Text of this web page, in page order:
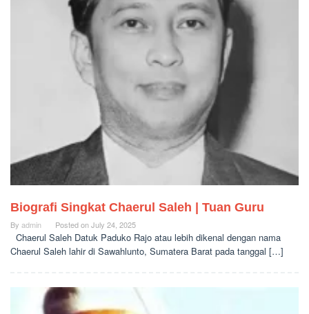
Biografi Singkat Chaerul Saleh | Tuan Guru
By admin Posted onJuly 24, 2025
Chaerul Saleh Datuk Paduko Rajo atau lebih dikenal dengan nama
Chaerul Saleh lahir di Sawahlunto, Sumatera Barat pada tanggal […]